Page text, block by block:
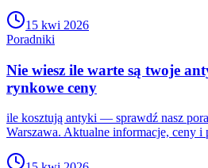
15 kwi 2026
Poradniki
Nie wiesz ile warte są twoje
rynkowe ceny
ile kosztują antyki — sprawdź nasz
Warszawa. Aktualne informacje, ceny i